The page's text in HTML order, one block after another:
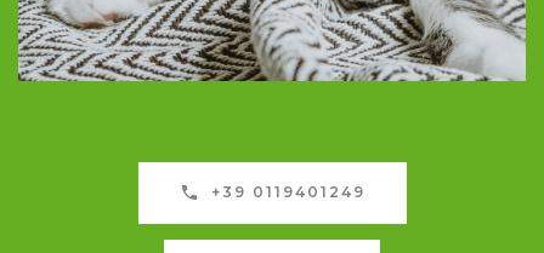
+39 0119401249